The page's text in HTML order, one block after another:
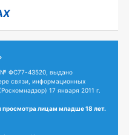
№ ФС77-43520, выдано
связи, информационных
17 января 2011 г.
просмотра лицам младше 18 лет.